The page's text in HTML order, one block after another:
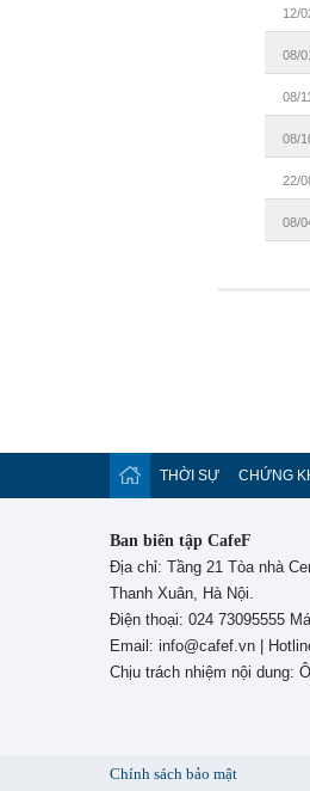
12/
08/
08/
08/
22/
08/
THỜI SỰ CHỨNG
Ban biên tập CafeF
Địa chỉ: Tầng 21 Tòa nhà
Thanh Xuân, Hà Nội.
Điện thoại: 024 73095555
Email: info@cafef.vn |
Chịu trách nhiệm nội dung:
Chính sách bảo mật